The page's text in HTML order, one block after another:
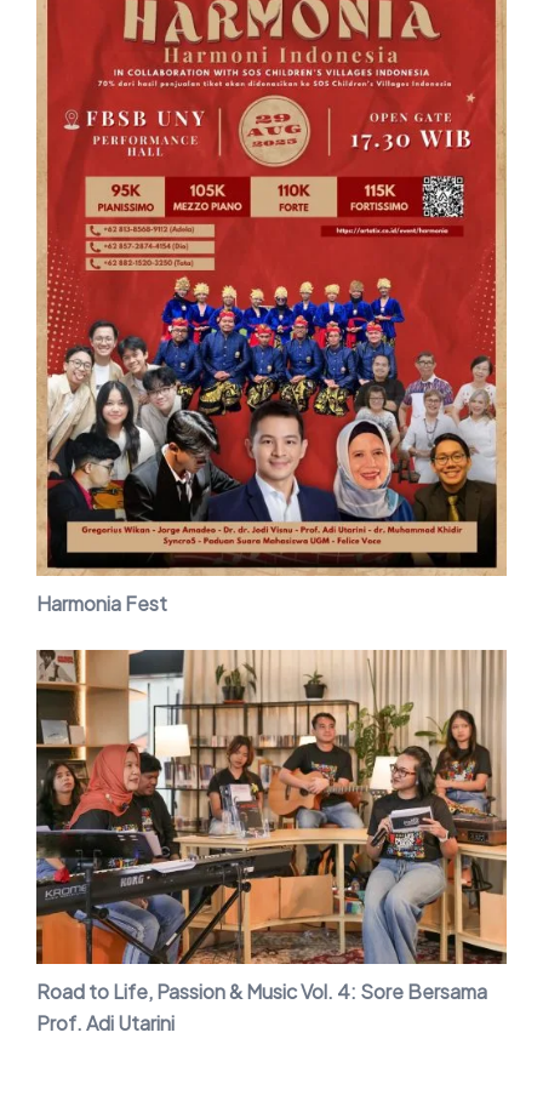
Harmonia Fest
Road to Life, Passion & Music Vol. 4: Sore Bersama
Prof. Adi Utarini